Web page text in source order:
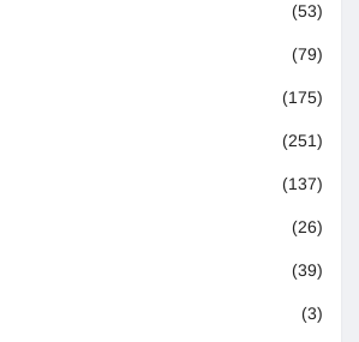
(53)
(79)
(175)
(251)
(137)
(26)
(39)
(3)